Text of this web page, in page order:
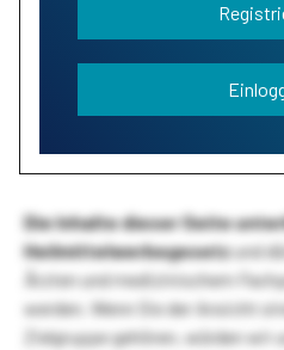
Die Inhalte dieser Seite
Heilmittelwerbegesetzund
Ärzten und medizinischem
werden. Wenn Sie der Ansicht
Zielgruppe gehören, würden wir